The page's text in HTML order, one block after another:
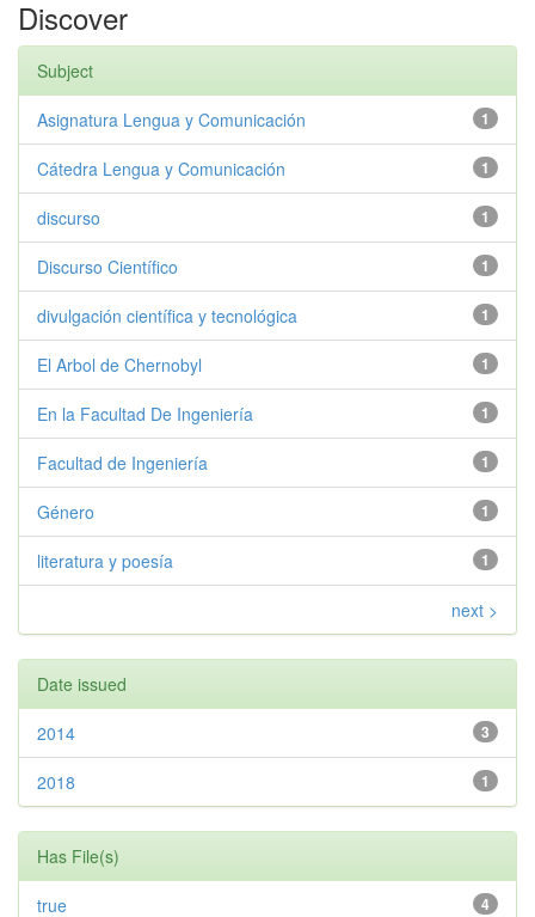
Discover
Subject
1
Asignatura Lengua y Comunicación
1
Cátedra Lengua y Comunicación
1
discurso
1
Discurso Científico
1
divulgación científica y tecnológica
1
El Arbol de Chernobyl
1
En la Facultad De Ingeniería
1
Facultad de Ingeniería
1
Género
1
literatura y poesía
next >
Date issued
3
2014
1
2018
Has File(s)
4
true